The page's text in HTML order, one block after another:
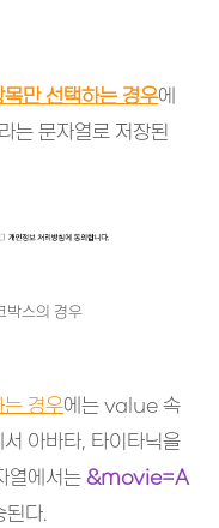
만 선택하는 경우에
는 문자열로 저장된
박스의 경우
경우에는 value 속
아바타, 타이타닉을
열에서는 &movie=A
된다.